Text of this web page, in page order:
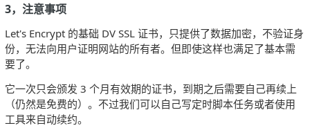
3，注意事项
Let's Encrypt 的基础 DV SSL 证书，只提供了数据加密，不验证身
份，无法向用户证明网站的所有者。但即使这样也满足了基本需
要了。
它一次只会颁发 3 个月有效期的证书，到期之后需要自己再续上
（仍然是免费的）。不过我们可以自己写定时脚本任务或者使用
工具来自动续约。